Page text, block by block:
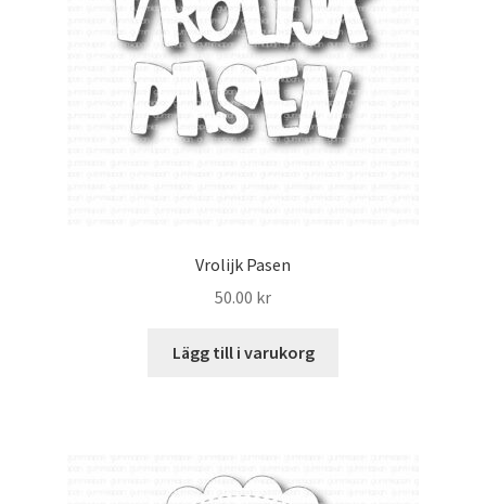
Vrolijk Pasen
50.00 kr
Lägg till i varukorg